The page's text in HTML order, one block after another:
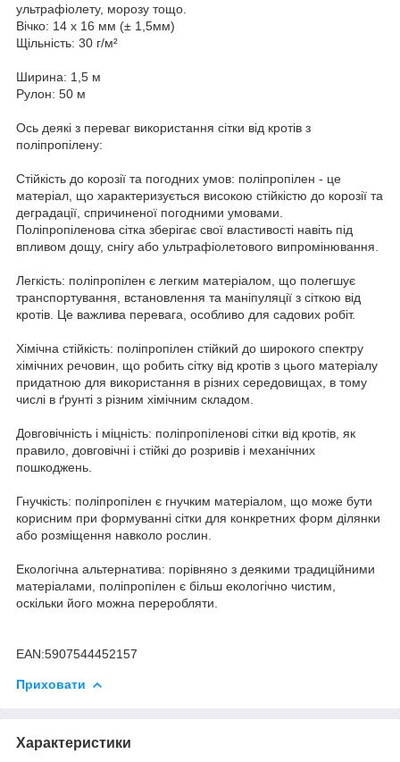
ультрафіолету, морозу тощо.
Вічко: 14 х 16 мм (± 1,5мм)
Щільність: 30 г/м²
Ширина: 1,5 м
Рулон: 50 м
Ось деякі з переваг використання сітки від кротів з
поліпропілену:
Стійкість до корозії та погодних умов: поліпропілен - це
матеріал, що характеризується високою стійкістю до корозії та
деградації, спричиненої погодними умовами.
Поліпропіленова сітка зберігає свої властивості навіть під
впливом дощу, снігу або ультрафіолетового випромінювання.
Легкість: поліпропілен є легким матеріалом, що полегшує
транспортування, встановлення та маніпуляції з сіткою від
кротів. Це важлива перевага, особливо для садових робіт.
Хімічна стійкість: поліпропілен стійкий до широкого спектру
хімічних речовин, що робить сітку від кротів з цього матеріалу
придатною для використання в різних середовищах, в тому
числі в ґрунті з різним хімічним складом.
Довговічність і міцність: поліпропіленові сітки від кротів, як
правило, довговічні і стійкі до розривів і механічних
пошкоджень.
Гнучкість: поліпропілен є гнучким матеріалом, що може бути
корисним при формуванні сітки для конкретних форм ділянки
або розміщення навколо рослин.
Екологічна альтернатива: порівняно з деякими традиційними
матеріалами, поліпропілен є більш екологічно чистим,
оскільки його можна переробляти.
EAN:5907544452157
Приховати
Характеристики